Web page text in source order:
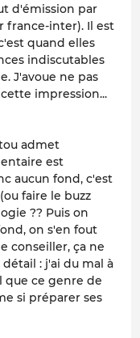
d'émission par
france-inter). Il est
quand elles
indiscutables
J'avoue ne pas
impression...
admet
est
aucun fond, c'est
faire le buzz
?? Puis on
on s'en fout
conseiller, ça ne
: j'ai du mal à
que ce genre de
si préparer ses